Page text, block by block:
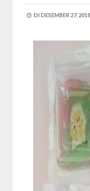
DI DESEMBER 27, 2018